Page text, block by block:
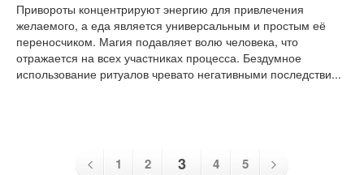
Привороты концентрируют энергию для привлечения
желаемого, а еда является универсальным и простым её
переносчиком. Магия подавляет волю человека, что
отражается на всех участниках процесса. Бездумное
использование ритуалов чревато негативными последстви...
1 2 3 4 5